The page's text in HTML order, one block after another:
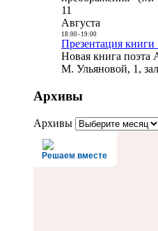
11
Августа
18:00- 19:00
Презентация книги
Новая книга поэта
М. Ульяновой, 1,
Архивы
Архивы
Решаем вместе